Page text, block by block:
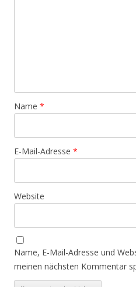
Name *
E-Mail-Adresse *
Website
Name, E-Mail-Adresse und
meinen nächsten Kommentar